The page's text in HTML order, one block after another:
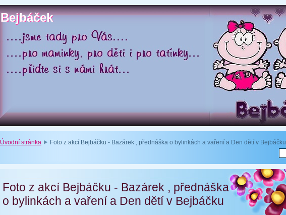
Bejbáček
Bejbáček
Úvodní stránka Foto z akcí Bejbáčku - Bazárek , přednáška o bylinkách a vaření a Den dětí v Bejbáčku
Foto z akcí Bejbáčku - Bazárek , přednáška
o bylinkách a vaření a Den dětí v Bejbáčku